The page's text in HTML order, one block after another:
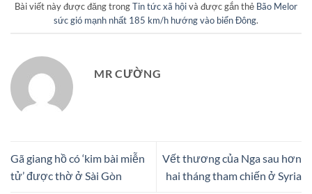
Bài viết này được đăng trongTin tức xã hộivà được gắn thẻ Bão Melor
sức gió mạnh nhất 185 km/h hướng vào biển Đông.
MR CƯỜNG
Gã giang hồ có ‘kim bài miễn
tử’ được thờ ở Sài Gòn
Vết thương của Nga sau hơn
hai tháng tham chiến ở Syria